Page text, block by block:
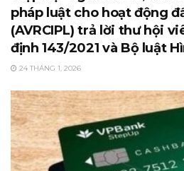
pháp luật cho hoạt động
(AVRCIPL) trả lời thư hội
định 143/2021 và Bộ luật
24 THÁNG 1, 2026